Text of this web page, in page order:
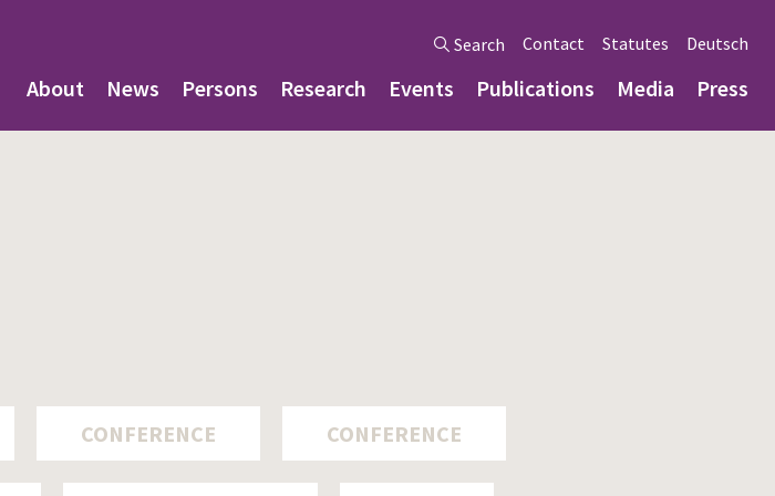
Search Contact Statutes Deutsch
About News Persons Research Events Publications Media Press
CONFERENCE CONFERENCE